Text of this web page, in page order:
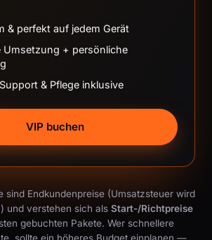
& perfekt auf jedem Gerät
Umsetzung + persönliche
& Pflege inklusive
VIP buchen
sind Endkundenpreise (Umsatzsteuer wird
und verstehen sich als Start-/Richtpreise
gebuchten Pakete. Wer schnellere
sollte ein höheres Budget einplanen —